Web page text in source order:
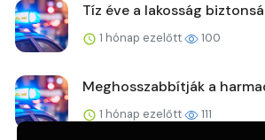
Tíz éve a lakosság
1 hónap ezelőtt 100
Meghosszabbítják a
1 hónap ezelőtt 111